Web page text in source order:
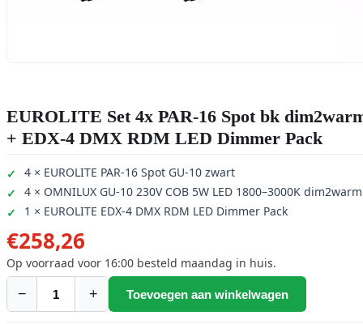
EUROLITE Set 4x PAR-16 Spot bk
+ EDX-4 DMX RDM LED Dimmer Pack
4 × EUROLITE PAR-16 Spot GU-10 zwart
4 × OMNILUX GU-10 230V COB 5W LED 1800–3000K dim2warm
1 × EUROLITE EDX-4 DMX RDM LED Dimmer Pack
€258,26
Op voorraad voor 16:00 besteld maandag in huis.
−
EUROLITE
+ Toevoegen aan winkelwagen